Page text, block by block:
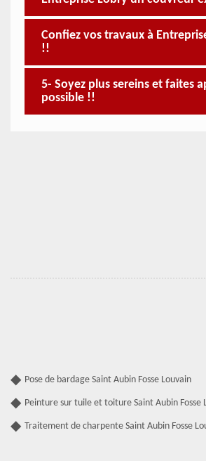
Confiez vos travaux à
!!
5- Soyez plus sereins et faites
possible !!
Pose de bardage Saint Aubin Fosse Louvain
Peinture sur tuile et toiture Saint Aubin Fosse
Traitement de charpente Saint Aubin Fosse